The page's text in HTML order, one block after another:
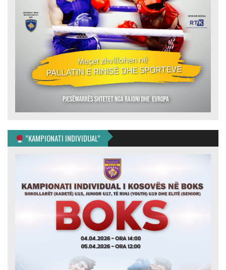
”KAMPIONATI INDIVIDUAL”